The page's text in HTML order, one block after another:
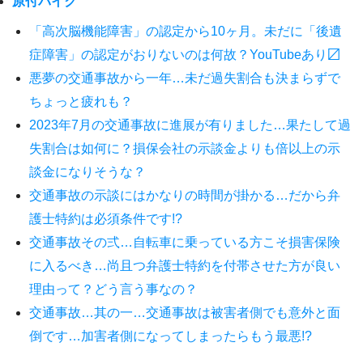
「高次脳機能障害」の認定から10ヶ月。未だに「後遺
症障害」の認定がおりないのは何故？YouTubeあり〼
悪夢の交通事故から一年…未だ過失割合も決まらずで
ちょっと疲れも？
2023年7月の交通事故に進展が有りました…果たして過
失割合は如何に？損保会社の示談金よりも倍以上の示
談金になりそうな？
交通事故の示談にはかなりの時間が掛かる…だから弁
護士特約は必須条件です!?
交通事故その弍…自転車に乗っている方こそ損害保険
に入るべき…尚且つ弁護士特約を付帯させた方が良い
理由って？どう言う事なの？
交通事故…其の一…交通事故は被害者側でも意外と面
倒です…加害者側になってしまったらもう最悪!?